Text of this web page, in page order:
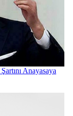
Anayasaya